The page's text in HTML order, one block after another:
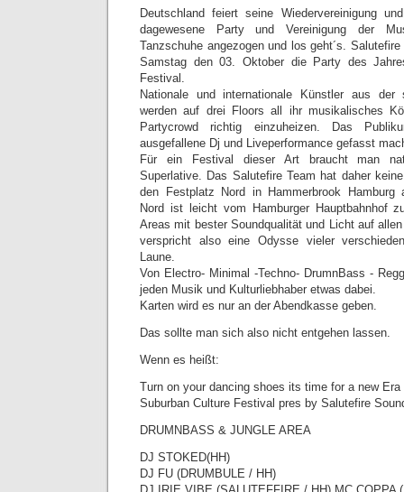
Deutschland feiert seine Wiedervereinigung
dagewesene Party und Vereinigung der
Tanzschuhe angezogen und los geht´s.
Samstag den 03. Oktober die Party des
Festival.
Nationale und internationale Künstler aus der
werden auf drei Floors all ihr musikalisches
Partycrowd richtig einzuheizen. Das
ausgefallene Dj und Liveperformance gefasst
Für ein Festival dieser Art braucht man
Superlative. Das Salutefire Team hat daher
den Festplatz Nord in Hammerbrook Hamburg
Nord ist leicht vom Hamburger Hauptbahnhof
Areas mit bester Soundqualität und Licht auf
verspricht also eine Odysse vieler
Laune.
Von Electro- Minimal -Techno- DrumnBass -
jeden Musik und Kulturliebhaber etwas dabei.
Karten wird es nur an der Abendkasse geben.
Das sollte man sich also nicht entgehen lassen.
Wenn es heißt:
Turn on your dancing shoes its time for a new Era
Suburban Culture Festival pres by Salutefire
DRUMNBASS & JUNGLE AREA
DJ STOKED(HH)
DJ FU (DRUMBULE / HH)